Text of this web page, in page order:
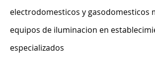
electrodomesticos y gasodomesticos
equipos de iluminacion en
especializados